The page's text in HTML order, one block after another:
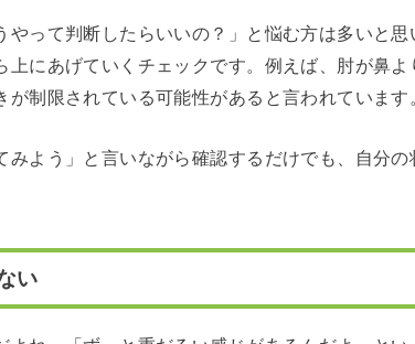
やって判断したらいいの？」と悩む方は多いと
上にあげていくチェックです。例えば、肘が鼻
制限されている可能性があると言われています
みよう」と言いながら確認するだけでも、自分の
い